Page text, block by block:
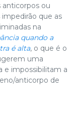
anticorpos ou
que as
na
quando a
é alta, o que é o
uma
e impossibilitam a
anticorpo de